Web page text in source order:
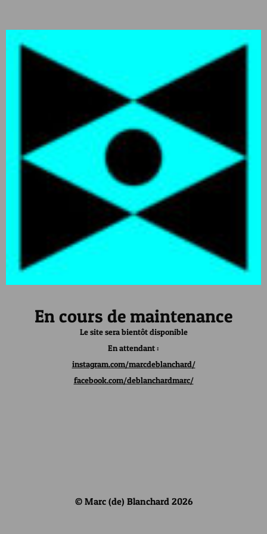
En cours de maintenance
Le site sera bientôt disponible
En attendant :
instagram.com/marcdeblanchard/
facebook.com/deblanchardmarc/
© Marc (de) Blanchard 2026